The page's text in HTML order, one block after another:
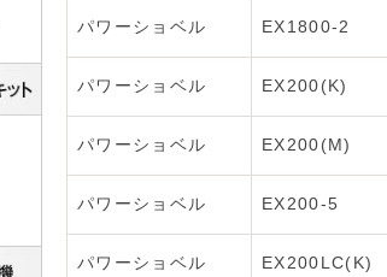
パワーショベル EX1800-2
パワーショベル EX200(K)
パワーショベル EX200(M)
パワーショベル EX200-5
パワーショベル EX200LC(K)